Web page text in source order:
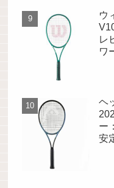
ウ
レ
ワ
ヘ
ー
安